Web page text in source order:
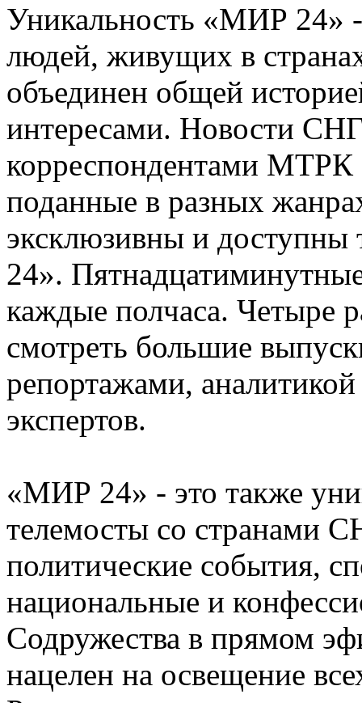
Уникальность «МИР 24» -
людей, живущих в
объединен общей
интересами. Новости
корреспондентами МТРК
поданные в разных
эксклюзивны и доступны
24».
каждые полчаса. Четыре
смотреть большие
репортажами,
экспертов.
«МИР 24» - это также
телемосты со странами
политические события,
национальные и
Содружества в прямом
нацелен на освещение